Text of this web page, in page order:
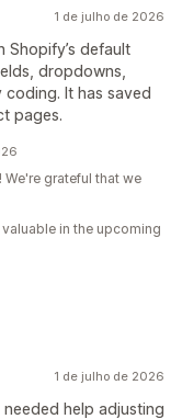
1 de julho de 2026
Shopify’s default
dropdowns,
It has saved
pages.
grateful that we
in the upcoming
1 de julho de 2026
help adjusting